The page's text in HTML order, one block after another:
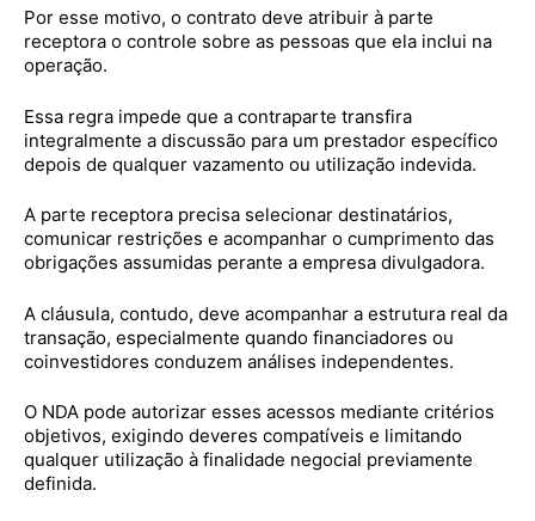
Por esse motivo, o contrato deve atribuir à parte
receptora o controle sobre as pessoas que ela inclui na
operação.
Essa regra impede que a contraparte transfira
integralmente a discussão para um prestador específico
depois de qualquer vazamento ou utilização indevida.
A parte receptora precisa selecionar destinatários,
comunicar restrições e acompanhar o cumprimento das
obrigações assumidas perante a empresa divulgadora.
A cláusula, contudo, deve acompanhar a estrutura real da
transação, especialmente quando financiadores ou
coinvestidores conduzem análises independentes.
O NDA pode autorizar esses acessos mediante critérios
objetivos, exigindo deveres compatíveis e limitando
qualquer utilização à finalidade negocial previamente
definida.